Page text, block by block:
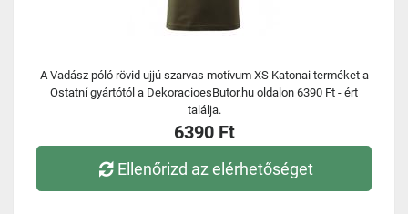
A Vadász póló rövid ujjú szarvas motívum XS Katonai terméket a
Ostatní gyártótól a DekoracioesButor.hu oldalon 6390 Ft - ért
találja.
6390 Ft
Ellenőrizd az elérhetőséget